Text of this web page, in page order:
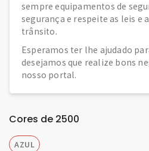
sempre equipamentos de
segurança e respeite as leis e
trânsito.
Esperamos ter lhe ajudado
desejamos que realize bons
nosso portal.
Cores de 2500
AZUL